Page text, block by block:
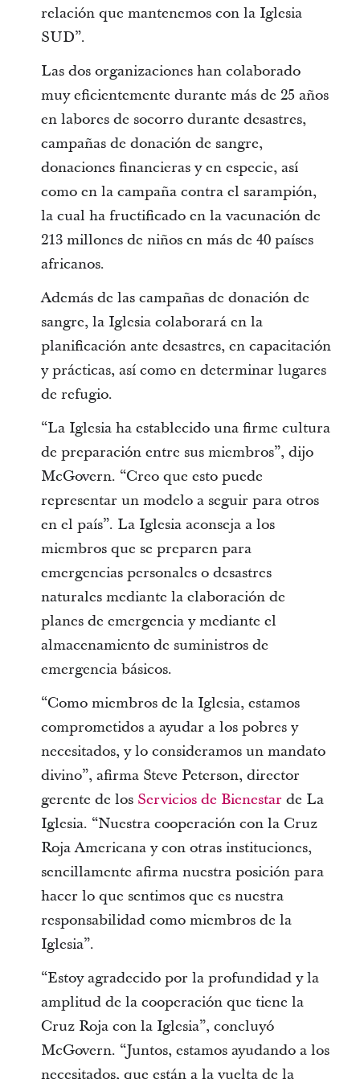
relación que mantenemos con la Iglesia
SUD”.
Las dos organizaciones han colaborado
muy eficientemente durante más de 25 años
en labores de socorro durante desastres,
campañas de donación de sangre,
donaciones financieras y en especie, así
como en la campaña contra el sarampión,
la cual ha fructificado en la vacunación de
213 millones de niños en más de 40 países
africanos.
Además de las campañas de donación de
sangre, la Iglesia colaborará en la
planificación ante desastres, en capacitación
y prácticas, así como en determinar lugares
de refugio.
“La Iglesia ha establecido una firme cultura
de preparación entre sus miembros”, dijo
McGovern. “Creo que esto puede
representar un modelo a seguir para otros
en el país”. La Iglesia aconseja a los
miembros que se preparen para
emergencias personales o desastres
naturales mediante la elaboración de
planes de emergencia y mediante el
almacenamiento de suministros de
emergencia básicos.
“Como miembros de la Iglesia, estamos
comprometidos a ayudar a los pobres y
necesitados, y lo consideramos un mandato
divino”, afirma Steve Peterson, director
gerente de los Servicios de Bienestar de La
Iglesia. “Nuestra cooperación con la Cruz
Roja Americana y con otras instituciones,
sencillamente afirma nuestra posición para
hacer lo que sentimos que es nuestra
responsabilidad como miembros de la
Iglesia”.
“Estoy agradecido por la profundidad y la
amplitud de la cooperación que tiene la
Cruz Roja con la Iglesia”, concluyó
McGovern. “Juntos, estamos ayudando a los
necesitados, que están a la vuelta de la